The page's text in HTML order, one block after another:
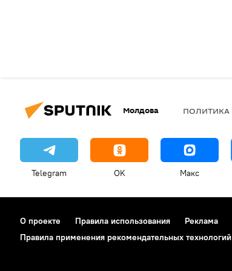
Молдова ПОЛИТИКА
Telegram OK Макс
О проекте Правила использования Реклама
Правила применения рекомендательных технологий